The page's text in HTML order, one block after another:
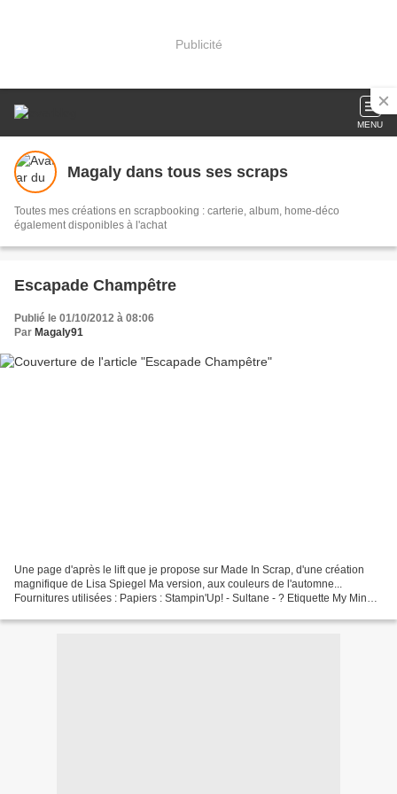
Publicité
MENU
Magaly dans tous ses scraps
Toutes mes créations en scrapbooking : carterie, album, home-déco
également disponibles à l'achat
Escapade Champêtre
Publié le 01/10/2012 à 08:06
Par Magaly91
Une page d'après le lift que je propose sur Made In Scrap, d'une création
magnifique de Lisa Spiegel Ma version, aux couleurs de l'automne...
Fournitures utilisées : Papiers : Stampin'Up! - Sultane - ? Etiquette My Mind's